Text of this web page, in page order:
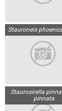
Stauroneis
Staurosirella
pinnata